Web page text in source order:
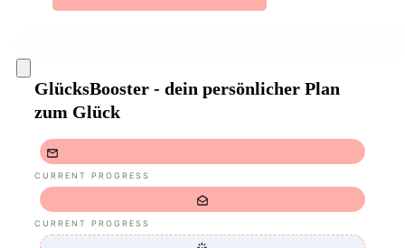
GlücksBooster - dein persönlicher Plan
zum Glück
CURRENT PROGRESS
CURRENT PROGRESS